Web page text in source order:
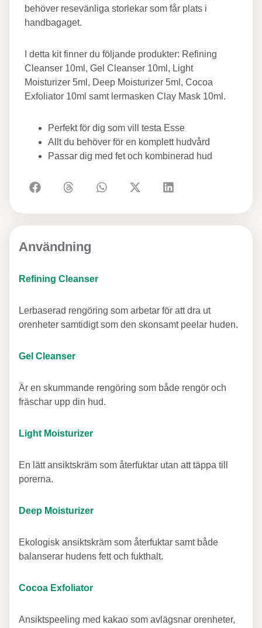
behöver resevänliga storlekar som får plats i
handbagaget.
I detta kit finner du följande produkter: Refining
Cleanser 10ml, Gel Cleanser 10ml, Light
Moisturizer 5ml, Deep Moisturizer 5ml, Cocoa
Exfoliator 10ml samt lermasken Clay Mask 10ml.
Perfekt för dig som vill testa Esse
Allt du behöver för en komplett hudvård
Passar dig med fet och kombinerad hud
Användning
Refining Cleanser
Lerbaserad rengöring som arbetar för att dra ut
orenheter samtidigt som den skonsamt peelar huden.
Gel Cleanser
Är en skummande rengöring som både rengör och
fräschar upp din hud.
Light Moisturizer
En lätt ansiktskräm som återfuktar utan att täppa till
porerna.
Deep Moisturizer
Ekologisk ansiktskräm som återfuktar samt både
balanserar hudens fett och fukthalt.
Cocoa Exfoliator
Ansiktspeeling med kakao som avlägsnar orenheter,